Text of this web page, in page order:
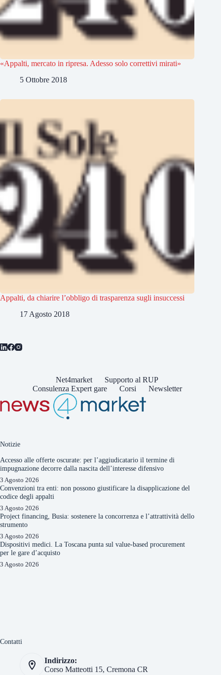
«Appalti, mercato in ripresa. Adesso solo correttivi mirati»
5 Ottobre 2018
Appalti, da chiarire l’obbligo di trasparenza sugli insuccessi
17 Agosto 2018
Net4market
Supporto al RUP
Consulenza Expert gare
Corsi Newsletter
Notizie
Accesso alle offerte oscurate: per l’aggiudicatario il termine di
impugnazione decorre dalla nascita dell’interesse difensivo
3 Agosto 2026
Convenzioni tra enti: non possono giustificare la disapplicazione del
codice degli appalti
3 Agosto 2026
Project financing, Busia: sostenere la concorrenza e l’attrattività dello
strumento
3 Agosto 2026
Dispositivi medici. La Toscana punta sul value-based procurement
per le gare d’acquisto
3 Agosto 2026
Contatti
Indirizzo:
Corso Matteotti 15, Cremona CR